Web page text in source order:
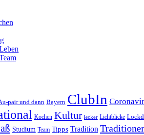
pair und dann Bayern ClubIn
Kochen Kultur lecker Lichtblicke
Studium Team Tipps Tradition